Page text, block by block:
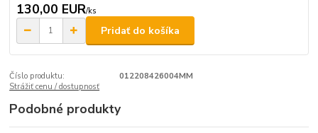
130,00 EUR/ks
Pridať do košíka
Číslo produktu:
012208426004MM
Strážiť cenu / dostupnosť
Podobné produkty